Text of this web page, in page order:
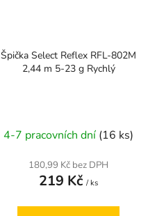
Špička Select Reflex RFL-802M
2,44 m 5-23 g Rychlý
4-7 pracovních dní (16 ks)
180,99 Kč bez DPH
219 Kč / ks